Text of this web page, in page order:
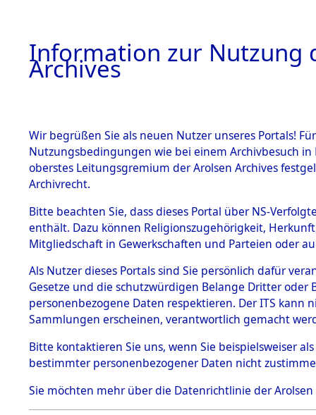
BESTÄNDE
1.
mente
5. Verschiedenes
5.3
Todesmärsche
5.3.1 Alliierte
Erhebungen
zu
Todesmärsch
en
5.3.2
0003
Information zur Nutzung
Archives
Wir begrüßen Sie als neuen Nutzer unseres Portals!
Nutzungsbedingungen wie bei einem Archivbesuch
oberstes Leitungsgremium der Arolsen Archives
Archivrecht.
Bitte beachten Sie, dass dieses Portal über NS-
enthält. Dazu können Religionszugehörigkeit,
Mitgliedschaft in Gewerkschaften und Parteien oder
Als Nutzer dieses Portals sind Sie persönlich dafür
Gesetze und die schutzwürdigen Belange Dritter
personenbezogene Daten respektieren. Der ITS
Sammlungen erscheinen, verantwortlich gemacht
Bitte kontaktieren Sie uns, wenn Sie beispielsweiser
bestimmter personenbezogener Daten nicht
Sie möchten mehr über die Datenrichtlinie der Arolsen